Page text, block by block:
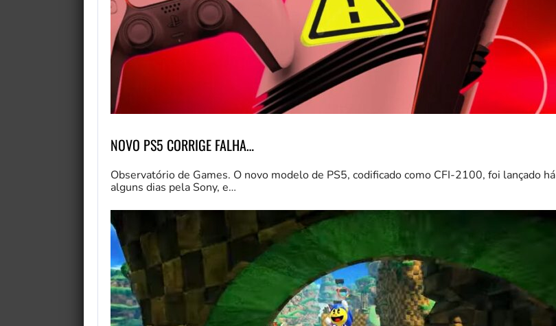
NOVO PS5 CORRIGE FALHA…
Observatório de Games. O novo modelo de PS5, codificado como CFI-2100, foi lançado há
alguns dias pela Sony, e…